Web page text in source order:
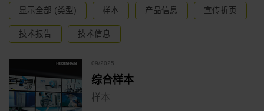
显示全部 (类型) 样本 产品信息 宣传折页
技术报告 技术信息
09/2025
综合样本
样本